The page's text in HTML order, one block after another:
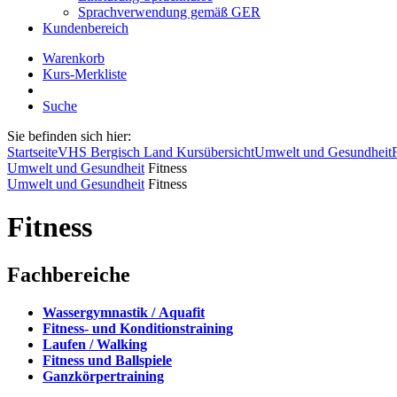
Sprachverwendung gemäß GER
Kundenbereich
Warenkorb
Kurs-Merkliste
Suche
Sie befinden sich hier:
StartseiteVHS Bergisch Land KursübersichtUmwelt und Gesundheit
Umwelt und Gesundheit Fitness
Umwelt und Gesundheit Fitness
Fitness
Fachbereiche
Wassergymnastik / Aquafit
Fitness- und Konditionstraining
Laufen / Walking
Fitness und Ballspiele
Ganzkörpertraining